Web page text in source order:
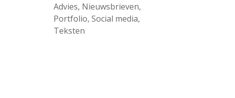
Advies, Nieuwsbrieven,
Portfolio,Social media,
Teksten